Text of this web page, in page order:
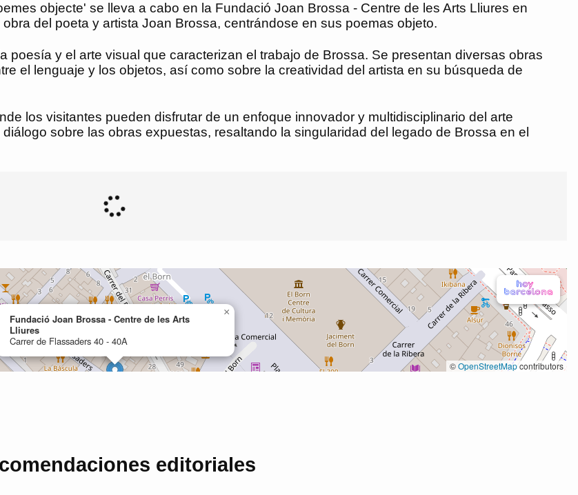
objecte' se lleva a cabo en la Fundació Joan Brossa - Centre de les Arts Lliures en
del poeta y artista Joan Brossa, centrándose en sus poemas objeto.
poesía y el arte visual que caracterizan el trabajo de Brossa. Se presentan diversas obras
el lenguaje y los objetos, así como sobre la creatividad del artista en su búsqueda de
los visitantes pueden disfrutar de un enfoque innovador y multidisciplinario del arte
sobre las obras expuestas, resaltando la singularidad del legado de Brossa en el
editoriales